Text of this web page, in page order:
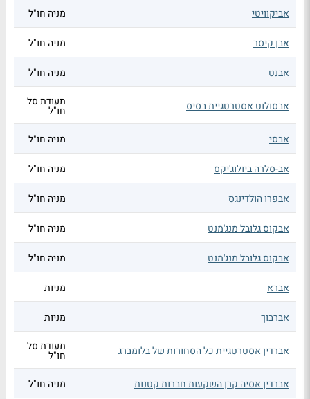
אביקוויטי מניה חו"ל
אבן קיסר מניה חו"ל
אבנט מניה חו"ל
אבסולוט אסטרטגיית בסיס תעודת סל
חו"ל
אבסי
מניה חו"ל
אב-סלרה ביולוג'יקס מניה חו"ל
אבפרו הולדינגס מניה חו"ל
אבקוס גלובל מנג'מנט מניה חו"ל
אבקוס גלובל מנג'מנט מניה חו"ל
אברא מניות
אברבוך מניות
אברדין אסטרטגיית כל הסחורות של בלומברג תעודת סל
חו"ל
אברדין אסיה קרן השקעות חברות קטנות
מניה חו"ל